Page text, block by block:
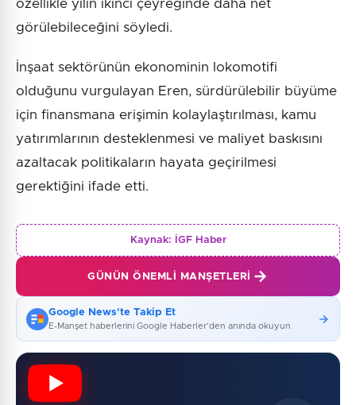
özellikle yılın ikinci çeyreğinde daha net
görülebileceğini söyledi.
İnşaat sektörünün ekonominin lokomotifi
olduğunu vurgulayan Eren, sürdürülebilir büyüme
için finansmana erişimin kolaylaştırılması, kamu
yatırımlarının desteklenmesi ve maliyet baskısını
azaltacak politikaların hayata geçirilmesi
gerektiğini ifade etti.
Kaynak: İGF Haber
GÜNÜN ÖNEMLI MANŞETLERI
Google News'te Takip Et
E-Manşet haberlerini Google Haberler'den anında okuyun